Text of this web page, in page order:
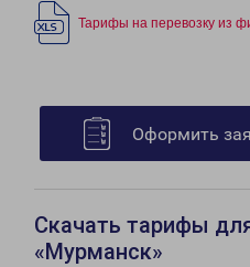
Тарифы на перевозку из
Оформить
Скачать тарифы
«Мурманск»